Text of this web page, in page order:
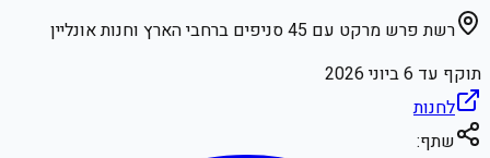
רשת פרש מרקט עם 45 סניפים ברחבי הארץ וחנות אונליין
תוקף עד 6 ביוני 2026
לחנות
שתף: